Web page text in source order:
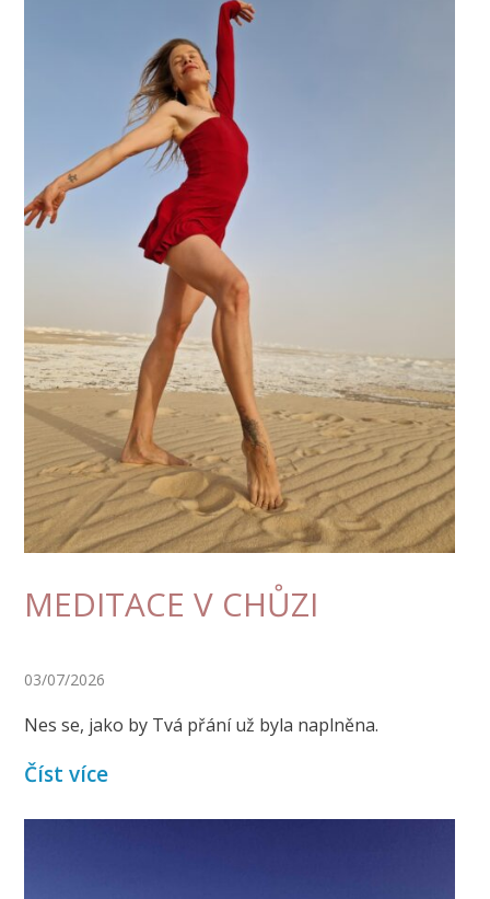
MEDITACE V CHŮZI
03/07/2026
Nes se, jako by Tvá přání už byla naplněna.
Číst více